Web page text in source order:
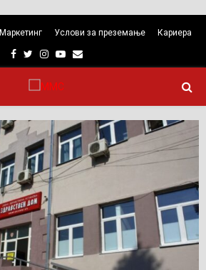
Маркетинг Услови за преземање Кариера
Facebook
TwitterInstagram
Youtube
Email